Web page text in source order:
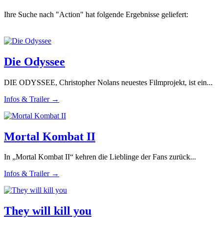
Ihre Suche nach "Action" hat folgende Ergebnisse geliefert:
Die Odyssee
DIE ODYSSEE, Christopher Nolans neuestes Filmprojekt, ist ein...
Infos & Trailer →
Mortal Kombat II
In „Mortal Kombat II“ kehren die Lieblinge der Fans zurück...
Infos & Trailer →
They will kill you